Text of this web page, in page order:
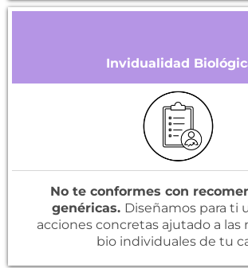
Invidualidad
No te conformes con
genéricas. Diseñamos para ti
acciones concretas ajutado a las
bio individuales de tu